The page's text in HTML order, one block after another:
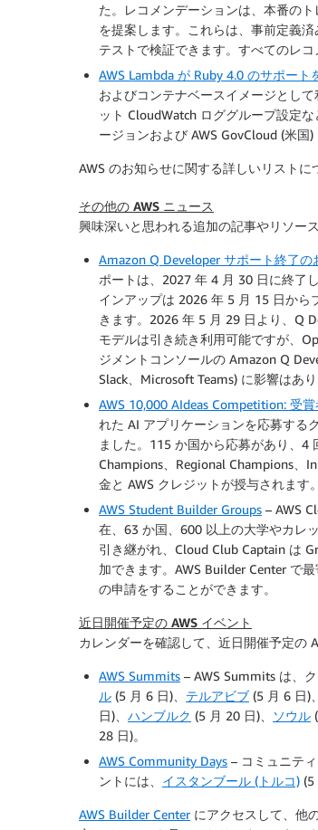
た。レコメンデーションは、本番の
を提案します。これらは、事前定義
テストで検証できます。すべてのレ
AWS Lambda が Ruby 4.0 のサポート
およびコンテナベースイメージとし
ット CloudWatch ロググループ設定
ージョンおよび AWS GovCloud (米国
AWS のお知らせに関する詳しいリストに
その他の AWS ニュース
興味深いと思われる追加の記事やリソー
Amazon Q Developer サポート終了の
ポートは、2027 年 4 月 30 日に終了
インアップは 2026 年 5 月 15 日から
きます。2026 年 5 月 29 日より、Q
モデルは引き続き利用可能ですが、
ジメントコンソールの Amazon Q
Slack、Microsoft Teams) に影響はあり
AWS 10,000 AIdeas Competition: 受
れた AI アプリケーションを応募する
ました。115 か国から応募があり、4
Champions、Regional Champions、
金と AWS クレジットが授与されます。
AWS Student Builder Groups – AWS
在、63 か国、600 以上の大学やカレ
引き継がれ、Cloud Club Captain は
加できます。AWS Builder Center で
の申請をすることができます。
近日開催予定の AWS イベント
カレンダーを確認して、近日開催予定の
AWS Summits – AWS Summits は、
ル (5 月 6 日)、 テルアビブ (5 月 6 日)、
日)、 ハンブルク (5 月 20 日)、 ソウル
28 日)。
AWS Community Days – コミュニテ
ントには、 イスタンブール (トルコ) (5
AWS Builder Centerにアクセスして、他